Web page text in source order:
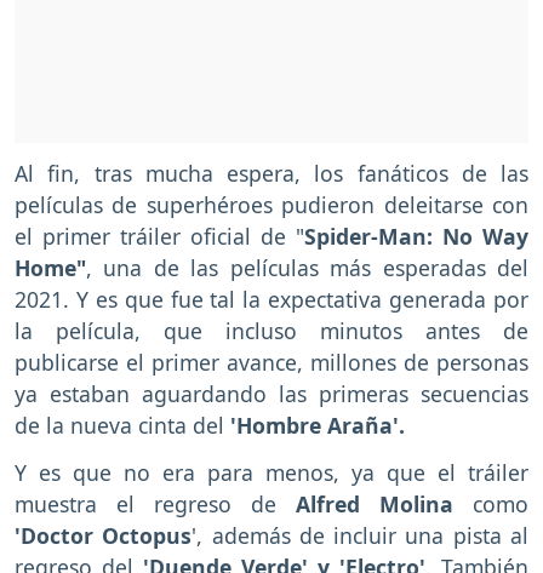
Al fin, tras mucha espera, los fanáticos de las
películas de superhéroes pudieron deleitarse con
el primer tráiler oficial de "Spider-Man: No Way
Home", una de las películas más esperadas del
2021. Y es que fue tal la expectativa generada por
la película, que incluso minutos antes de
publicarse el primer avance, millones de personas
ya estaban aguardando las primeras secuencias
de la nueva cinta del 'Hombre Araña'.
Y es que no era para menos, ya que el tráiler
muestra el regreso de Alfred Molina como
'Doctor Octopus', además de incluir una pista al